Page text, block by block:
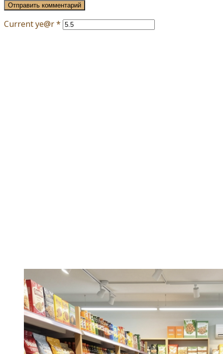
Current ye@r*